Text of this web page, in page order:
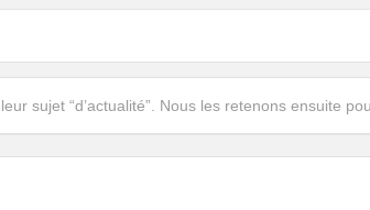
sujet “d’actualité”. Nous les retenons ensuite